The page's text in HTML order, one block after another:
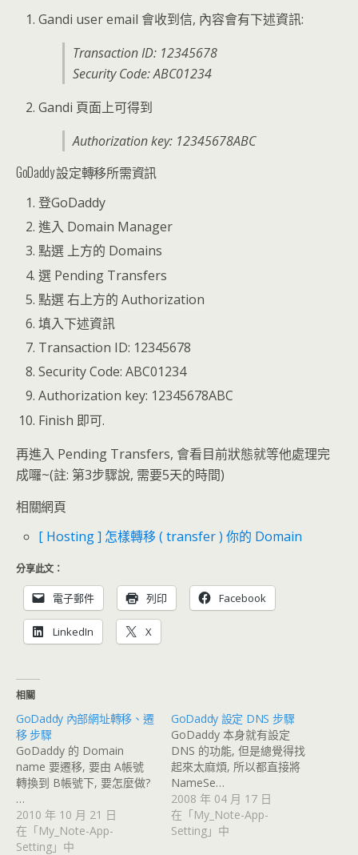
Gandi user email 會收到信, 內容會有下述資訊:
Transaction ID: 12345678
Security Code: ABC01234
Gandi 頁面上可得到
Authorization key: 12345678ABC
GoDaddy 設定轉移所需資訊
登GoDaddy
進入 Domain Manager
點選 上方的 Domains
選 Pending Transfers
點選 右上方的 Authorization
填入下述資訊
Transaction ID: 12345678
Security Code: ABC01234
Authorization key: 12345678ABC
Finish 即可.
再進入 Pending Transfers, 會看目前狀態就等他處理完
成囉~(註: 第3步驟說, 需要5天的時間)
相關網頁
[ Hosting ] 怎樣轉移 ( transfer ) 你的 Domain
分享此文：
電子郵件 列印 Facebook
LinkedIn X
相關
GoDaddy 內部網址轉移、遷
移 步驟
GoDaddy 的 Domain
name 要遷移, 要由 A帳號
轉換到 B帳號下, 要怎麼做?
…
2010 年 10 月 21 日
在「My_Note-App-
Setting」中
GoDaddy 設定 DNS 步驟
GoDaddy 本身就有設定
DNS 的功能, 但是總覺得找
起來太麻煩, 所以都直接將
NameSe…
2008 年 04 月 17 日
在「My_Note-App-
Setting」中